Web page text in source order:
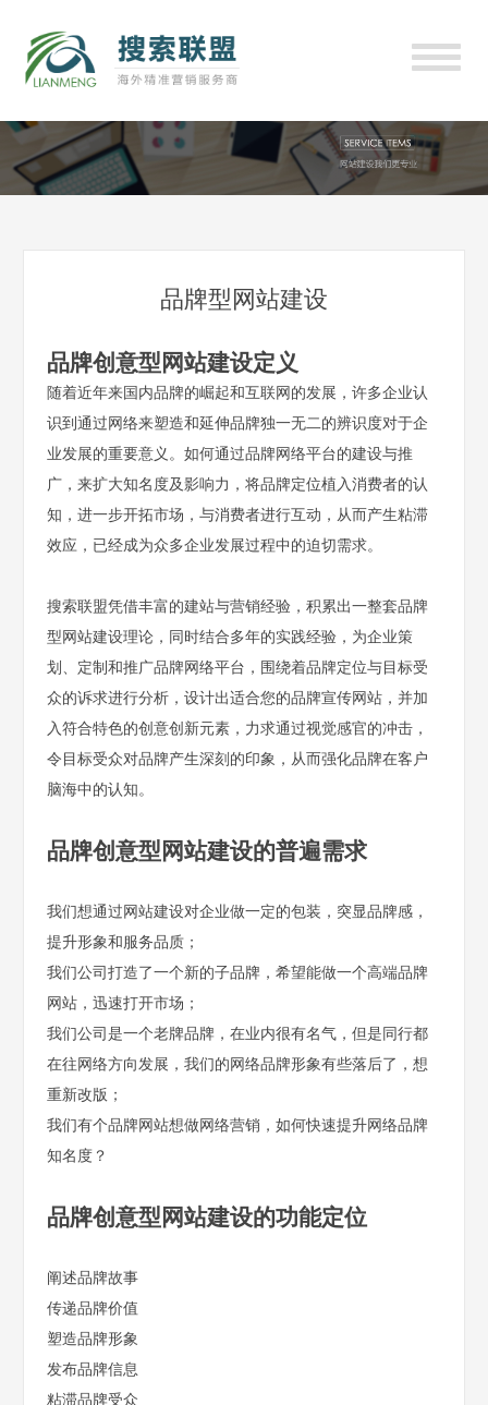
品牌型网站建设
品牌创意型网站建设定义
随着近年来国内品牌的崛起和互联网的发展，许多企业认
识到通过网络来塑造和延伸品牌独一无二的辨识度对于企
业发展的重要意义。如何通过品牌网络平台的建设与推
广，来扩大知名度及影响力，将品牌定位植入消费者的认
知，进一步开拓市场，与消费者进行互动，从而产生粘滞
效应，已经成为众多企业发展过程中的迫切需求。
搜索联盟凭借丰富的建站与营销经验，积累出一整套品牌
型网站建设理论，同时结合多年的实践经验，为企业策
划、定制和推广品牌网络平台，围绕着品牌定位与目标受
众的诉求进行分析，设计出适合您的品牌宣传网站，并加
入符合特色的创意创新元素，力求通过视觉感官的冲击，
令目标受众对品牌产生深刻的印象，从而强化品牌在客户
脑海中的认知。
品牌创意型网站建设的普遍需求
我们想通过网站建设对企业做一定的包装，突显品牌感，
提升形象和服务品质；
我们公司打造了一个新的子品牌，希望能做一个高端品牌
网站，迅速打开市场；
我们公司是一个老牌品牌，在业内很有名气，但是同行都
在往网络方向发展，我们的网络品牌形象有些落后了，想
重新改版；
我们有个品牌网站想做网络营销，如何快速提升网络品牌
知名度？
品牌创意型网站建设的功能定位
阐述品牌故事
传递品牌价值
塑造品牌形象
发布品牌信息
粘滞品牌受众